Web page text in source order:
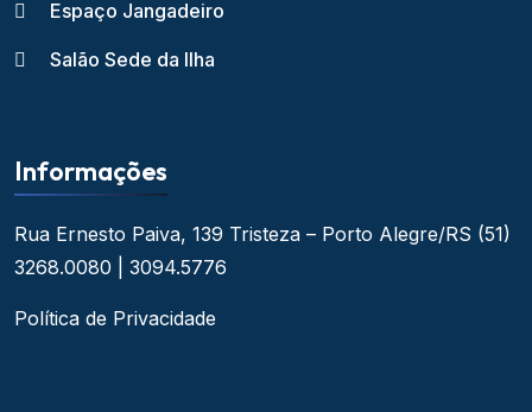
Espaço Jangadeiro
Salão Sede da Ilha
Informações
Rua Ernesto Paiva, 139 Tristeza – Porto Alegre/RS (51)
3268.0080 | 3094.5776
Política de Privacidade